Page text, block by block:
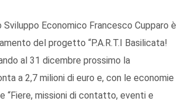
Economico Francesco Cupparo è
del progetto “P.A.R.T.I Basilicata!
al 31 dicembre prossimo la
a 2,7 milioni di euro e, con le economie
“Fiere, missioni di contatto, eventi e